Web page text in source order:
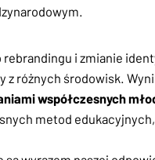
rebrandingu i zmianie
z różnych środowisk.
współczesnych
metod